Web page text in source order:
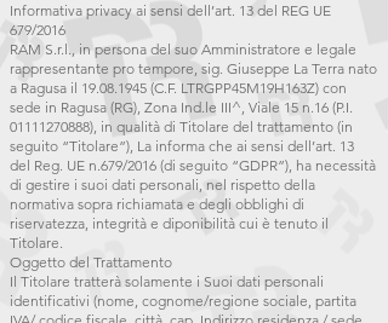
Informativa privacy ai sensi dell’art. 13 del REG UE
679/2016
RAM S.r.l., in persona del suo Amministratore e legale
rappresentante pro tempore, sig. Giuseppe La Terra nato
a Ragusa il 19.08.1945 (C.F. LTRGPP45M19H163Z) con
sede in Ragusa (RG), Zona Ind.le III^, Viale 15 n.16 (P.I.
01111270888), in qualità di Titolare del trattamento (in
seguito “Titolare”), La informa che ai sensi dell’art. 13
del Reg. UE n.679/2016 (di seguito “GDPR”), ha necessità
di gestire i suoi dati personali, nel rispetto della
normativa sopra richiamata e degli obblighi di
riservatezza, integrità e diponibilità cui è tenuto il
Titolare.
Oggetto del Trattamento
Il Titolare tratterà solamente i Suoi dati personali
identificativi (nome, cognome/regione sociale, partita